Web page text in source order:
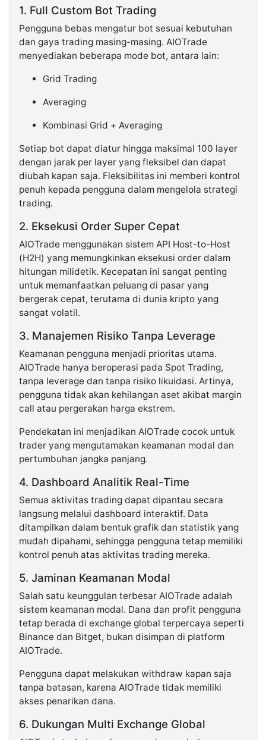
1. Full Custom Bot Trading
Pengguna bebas mengatur bot sesuai kebutuhan
dan gaya trading masing-masing. AIOTrade
menyediakan beberapa mode bot, antara lain:
Grid Trading
Averaging
Kombinasi Grid + Averaging
Setiap bot dapat diatur hingga maksimal 100 layer
dengan jarak per layer yang fleksibel dan dapat
diubah kapan saja. Fleksibilitas ini memberi kontrol
penuh kepada pengguna dalam mengelola strategi
trading.
2. Eksekusi Order Super Cepat
AIOTrade menggunakan sistem API Host-to-Host
(H2H) yang memungkinkan eksekusi order dalam
hitungan milidetik. Kecepatan ini sangat penting
untuk memanfaatkan peluang di pasar yang
bergerak cepat, terutama di dunia kripto yang
sangat volatil.
3. Manajemen Risiko Tanpa Leverage
Keamanan pengguna menjadi prioritas utama.
AIOTrade hanya beroperasi pada Spot Trading,
tanpa leverage dan tanpa risiko likuidasi. Artinya,
pengguna tidak akan kehilangan aset akibat margin
call atau pergerakan harga ekstrem.
Pendekatan ini menjadikan AIOTrade cocok untuk
trader yang mengutamakan keamanan modal dan
pertumbuhan jangka panjang.
4. Dashboard Analitik Real-Time
Semua aktivitas trading dapat dipantau secara
langsung melalui dashboard interaktif. Data
ditampilkan dalam bentuk grafik dan statistik yang
mudah dipahami, sehingga pengguna tetap memiliki
kontrol penuh atas aktivitas trading mereka.
5. Jaminan Keamanan Modal
Salah satu keunggulan terbesar AIOTrade adalah
sistem keamanan modal. Dana dan profit pengguna
tetap berada di exchange global terpercaya seperti
Binance dan Bitget, bukan disimpan di platform
AIOTrade.
Pengguna dapat melakukan withdraw kapan saja
tanpa batasan, karena AIOTrade tidak memiliki
akses penarikan dana.
6. Dukungan Multi Exchange Global